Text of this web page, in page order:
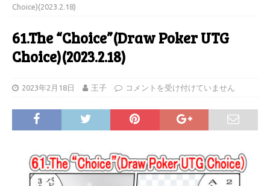
Choice)(2023.2.18)
61.The “Choice”(Draw Poker UTG
Choice)(2023.2.18)
2023年2月18日 王子 コメントを受け付けていません